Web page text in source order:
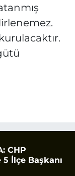
CHP
İlçe Başkanı